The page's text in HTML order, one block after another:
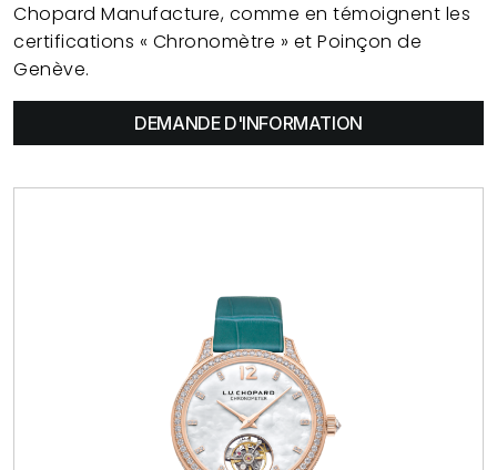
Chopard Manufacture, comme en témoignent les
certifications « Chronomètre » et Poinçon de
Genève.
DEMANDE D'INFORMATION